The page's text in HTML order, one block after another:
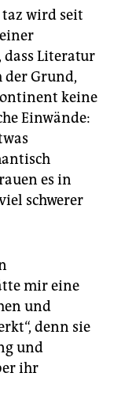
taz wird seit
Literatur
der Grund,
keine
Einwände:
es in
schwerer
mir eine
und
denn sie
und
ihr